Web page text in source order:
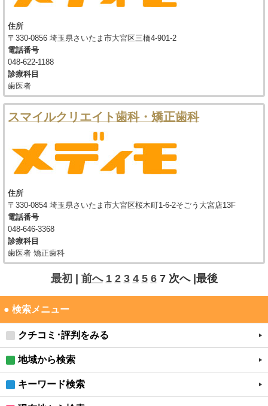
住所
〒330-0856 埼玉県さいたま市大宮区三橋4-901-2
電話番号
048-622-1188
診療科目
歯医者
スマイルクリエイト歯科・矯正歯科
住所
〒330-0854 埼玉県さいたま市大宮区桜木町1-6-2そごう大宮店13F
電話番号
048-646-3368
診療科目
歯医者 矯正歯科
最初 | 前へ 1 2 3 4 5 6 7 次へ|最後
● 検索メニュー
クチコミ･評判をみる
地域から検索
キーワード検索